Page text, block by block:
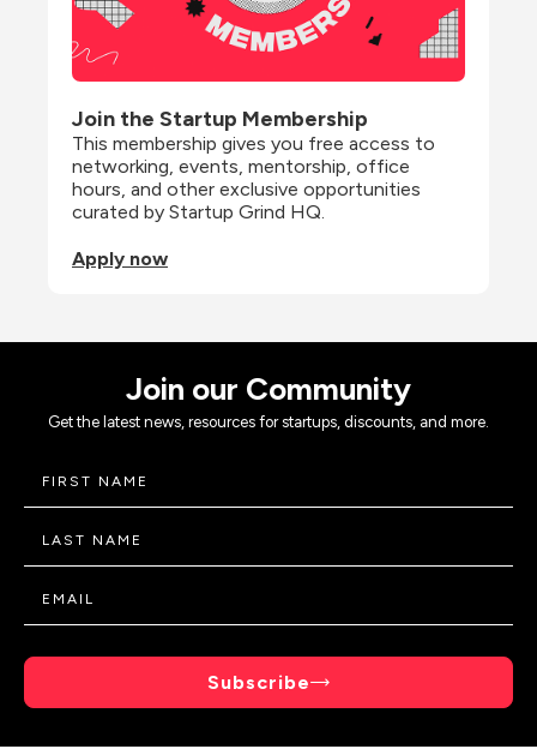
Join the Startup Membership
This membership gives you free access to
networking, events, mentorship, office
hours, and other exclusive opportunities
curated by Startup Grind HQ.
Apply now
Join our Community
Get the latest news, resources for startups, discounts, and more.
Subscribe